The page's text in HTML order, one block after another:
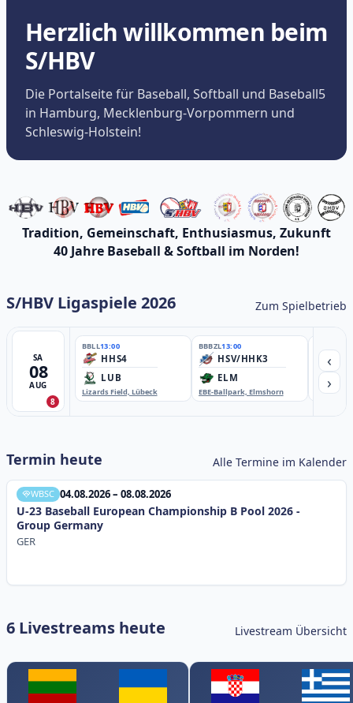
Herzlich willkommen beim
S/HBV
Die Portalseite für Baseball, Softball und Baseball5
in Hamburg, Mecklenburg-Vorpommern und
Schleswig-Holstein!
Tradition, Gemeinschaft, Enthusiasmus, Zukunft
40 Jahre Baseball & Softball im Norden!
S/HBV Ligaspiele 2026 Zum Spielbetrieb
SA
08
AUG
8
BBLL13:00
HHS4
LUB
Lizards Field, Lübeck
BBBZL13:00
HSV/HHK3
ELM
EBE-Ballpark, Elmshorn
‹
›
Termin heute Alle Termine im Kalender
WBSC 04.08.2026 – 08.08.2026
U-23 Baseball European Championship B Pool 2026 -
Group Germany
GER
6 Livestreams heute Livestream Übersicht